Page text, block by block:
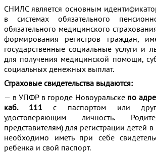
СНИЛС является основным
в системах обязательного
обязательного медицинского
формирования регистров граждан,
государственные социальные услуги и
для получения медицинской помощи,
социальных денежных выплат.
Страховые свидетельства выдаются:
— в УПФР в городе Новоуральске по
каб. 111 с паспортом или
удостоверяющим личность.
представителям) для регистрации детей
необходимо иметь при себе
ребенка и свой паспорт.